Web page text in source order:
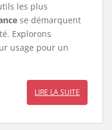
les plus
se démarquent
Explorons
usage pour un
LIRE LA SUITE